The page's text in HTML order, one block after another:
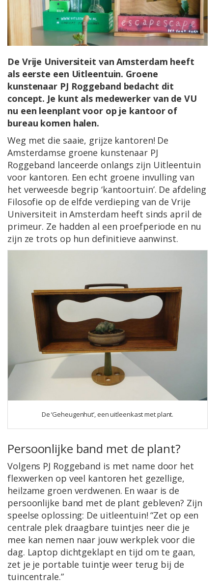
De Vrije Universiteit van Amsterdam heeft
als eerste een Uitleentuin. Groene
kunstenaar PJ Roggeband bedacht dit
concept. Je kunt als medewerker van de VU
nu een leenplant voor op je kantoor of
bureau komen halen.
Weg met die saaie, grijze kantoren! De
Amsterdamse groene kunstenaar PJ
Roggeband lanceerde onlangs zijn Uitleentuin
voor kantoren. Een echt groene invulling van
het verweesde begrip ‘kantoortuin’. De afdeling
Filosofie op de elfde verdieping van de Vrije
Universiteit in Amsterdam heeft sinds april de
primeur. Ze hadden al een proefperiode en nu
zijn ze trots op hun definitieve aanwinst.
De ‘Geheugenhut’, een uitleenkast met plant.
Persoonlijke band met de plant?
Volgens PJ Roggeband is met name door het
flexwerken op veel kantoren het gezellige,
heilzame groen verdwenen. En waar is de
persoonlijke band met de plant gebleven? Zijn
speelse oplossing: De uitleentuin! “Zet op een
centrale plek draagbare tuintjes neer die je
mee kan nemen naar jouw werkplek voor die
dag. Laptop dichtgeklapt en tijd om te gaan,
zet je je portable tuintje weer terug bij de
tuincentrale.”